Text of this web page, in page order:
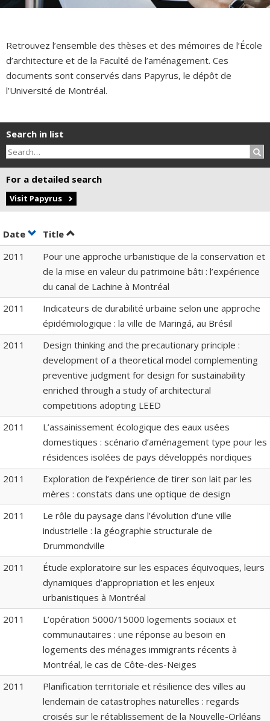
Retrouvez l’ensemble des thèses et des mémoires de l’École
d’architecture et de la Faculté de l’aménagement. Ces
documents sont conservés dans Papyrus, le dépôt de
l’Université de Montréal.
Search in list
For a detailed search
Visit Papyrus
Date Sort by date in ascending order
Title Sort by title in ascending order
2011
Pour une approche urbanistique de la conservation et
de la mise en valeur du patrimoine bâti : l’expérience
du canal de Lachine à Montréal
2011
Indicateurs de durabilité urbaine selon une approche
épidémiologique : la ville de Maringá, au Brésil
2011
Design thinking and the precautionary principle :
development of a theoretical model complementing
preventive judgment for design for sustainability
enriched through a study of architectural
competitions adopting LEED
2011
L’assainissement écologique des eaux usées
domestiques : scénario d’aménagement type pour les
résidences isolées de pays développés nordiques
2011
Exploration de l’expérience de tirer son lait par les
mères : constats dans une optique de design
2011
Le rôle du paysage dans l’évolution d’une ville
industrielle : la géographie structurale de
Drummondville
2011
Étude exploratoire sur les espaces équivoques, leurs
dynamiques d’appropriation et les enjeux
urbanistiques à Montréal
2011
L’opération 5000/15000 logements sociaux et
communautaires : une réponse au besoin en
logements des ménages immigrants récents à
Montréal, le cas de Côte-des-Neiges
2011
Planification territoriale et résilience des villes au
lendemain de catastrophes naturelles : regards
croisés sur le rétablissement de la Nouvelle-Orléans